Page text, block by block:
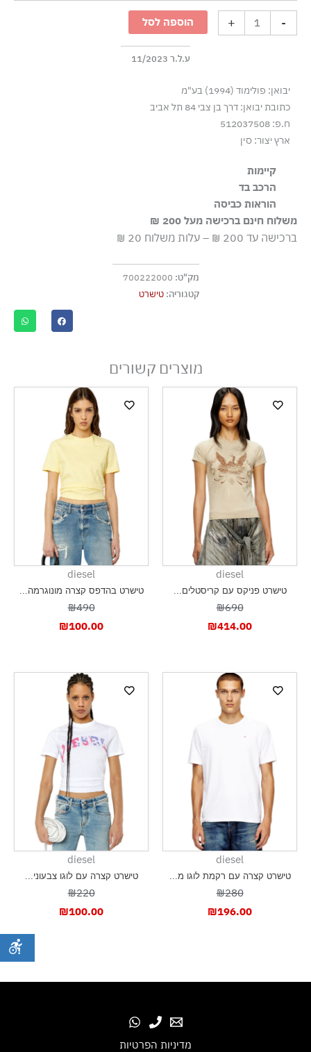
-
ריב
קצרה
אפור
+ הוספה לסל
ע.ל.ר 11/2023
יבואן: פולימוד (1994) בע"מ
כתובת יבואן: דרך בן צבי 84 תל אביב
ח.פ: 512037508
ארץ יצור: סין
קיימות
עבור תהליכי ייצור בעלי השפעה סביבתית נמוכה יותר.
הרכב בד
95% ויסקוזה-ריון 5% אלסטן-ספנדקסהוראות כביסה
שטיפה ידנית
ללא חומרי הלבנה, ללא השריה
גיהוץ בחום נמוך
אסור לנקות בניקוי יבש
משלוח חינם ברכישה מעל 200 ₪
ברכישה עד 200 ₪ – עלות משלוח 20 ₪
מק"ט: 700222000
קטגוריה:טישרט
מוצרים קשורים
diesel
טישרט פניקס עם קריסטלים...
₪690
₪414.00
diesel
טישרט בהדפס קצרה מונוגרמה...
₪490
₪100.00
diesel
טישרט קצרה עם רקמת לוגו מ...
₪280
₪196.00
diesel
טישרט קצרה עם לוגו צבעוני...
₪220
₪100.00
מדיניות הפרטיות